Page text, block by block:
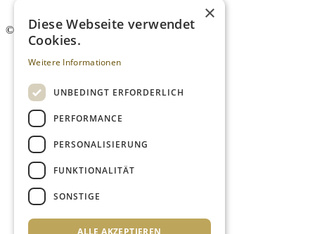
© 2026. Alle Rechte vorbehalten.
×
Diese Webseite verwendet
Cookies.
Weitere Informationen
UNBEDINGT ERFORDERLICH
PERFORMANCE
PERSONALISIERUNG
FUNKTIONALITÄT
SONSTIGE
ALLE AKZEPTIEREN